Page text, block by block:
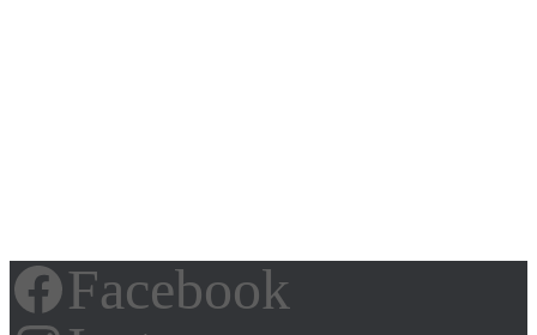
Facebook